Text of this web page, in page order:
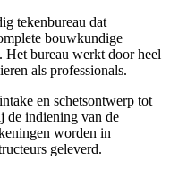
tekenbureau dat
bouwkundige
Het bureau werkt door heel
als professionals.
en schetsontwerp tot
de indiening van de
worden in
geleverd.